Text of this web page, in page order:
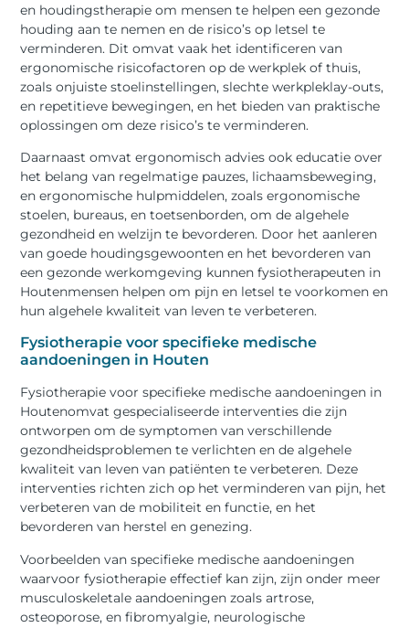
en houdingstherapie om mensen te helpen een gezonde
houding aan te nemen en de risico’s op letsel te
verminderen. Dit omvat vaak het identificeren van
ergonomische risicofactoren op de werkplek of thuis,
zoals onjuiste stoelinstellingen, slechte werkpleklay-outs,
en repetitieve bewegingen, en het bieden van praktische
oplossingen om deze risico’s te verminderen.
Daarnaast omvat ergonomisch advies ook educatie over
het belang van regelmatige pauzes, lichaamsbeweging,
en ergonomische hulpmiddelen, zoals ergonomische
stoelen, bureaus, en toetsenborden, om de algehele
gezondheid en welzijn te bevorderen. Door het aanleren
van goede houdingsgewoonten en het bevorderen van
een gezonde werkomgeving kunnen fysiotherapeuten in
Houtenmensen helpen om pijn en letsel te voorkomen en
hun algehele kwaliteit van leven te verbeteren.
Fysiotherapie voor specifieke medische
aandoeningen in Houten
Fysiotherapie voor specifieke medische aandoeningen in
Houtenomvat gespecialiseerde interventies die zijn
ontworpen om de symptomen van verschillende
gezondheidsproblemen te verlichten en de algehele
kwaliteit van leven van patiënten te verbeteren. Deze
interventies richten zich op het verminderen van pijn, het
verbeteren van de mobiliteit en functie, en het
bevorderen van herstel en genezing.
Voorbeelden van specifieke medische aandoeningen
waarvoor fysiotherapie effectief kan zijn, zijn onder meer
musculoskeletale aandoeningen zoals artrose,
osteoporose, en fibromyalgie, neurologische